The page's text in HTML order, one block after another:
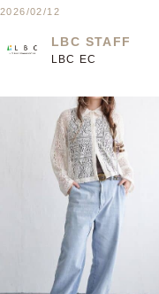
2026/02/12
LBC STAFF
LBC EC